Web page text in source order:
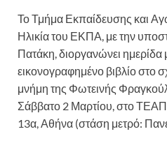
Το Τμήμα Εκπαίδευσης και
Ηλικία του ΕΚΠΑ, με την
Πατάκη, διοργανώνει ημερίδα
εικονογραφημένο βιβλίο στο
μνήμη της Φωτεινής
Σάββατο 2 Μαρτίου, στο
13α, Αθήνα (στάση μετρό: